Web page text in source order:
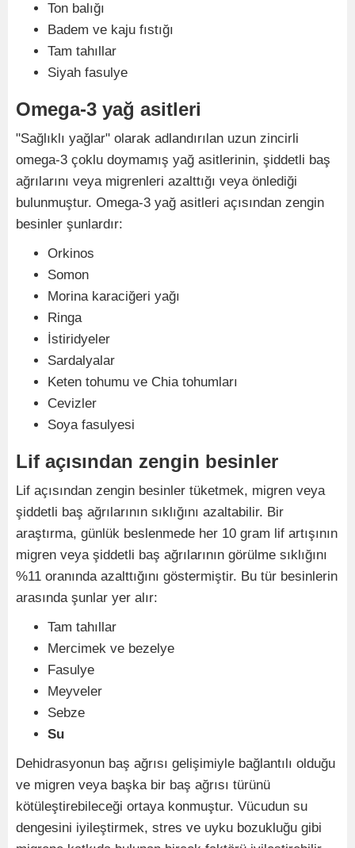
Ton balığı
Badem ve kaju fıstığı
Tam tahıllar
Siyah fasulye
Omega-3 yağ asitleri
"Sağlıklı yağlar" olarak adlandırılan uzun zincirli
omega-3 çoklu doymamış yağ asitlerinin, şiddetli baş
ağrılarını veya migrenleri azalttığı veya önlediği
bulunmuştur. Omega-3 yağ asitleri açısından zengin
besinler şunlardır:
Orkinos
Somon
Morina karaciğeri yağı
Ringa
İstiridyeler
Sardalyalar
Keten tohumu ve Chia tohumları
Cevizler
Soya fasulyesi
Lif açısından zengin besinler
Lif açısından zengin besinler tüketmek, migren veya
şiddetli baş ağrılarının sıklığını azaltabilir. Bir
araştırma, günlük beslenmede her 10 gram lif artışının
migren veya şiddetli baş ağrılarının görülme sıklığını
%11 oranında azalttığını göstermiştir. Bu tür besinlerin
arasında şunlar yer alır:
Tam tahıllar
Mercimek ve bezelye
Fasulye
Meyveler
Sebze
Su
Dehidrasyonun baş ağrısı gelişimiyle bağlantılı olduğu
ve migren veya başka bir baş ağrısı türünü
kötüleştirebileceği ortaya konmuştur. Vücudun su
dengesini iyileştirmek, stres ve uyku bozukluğu gibi